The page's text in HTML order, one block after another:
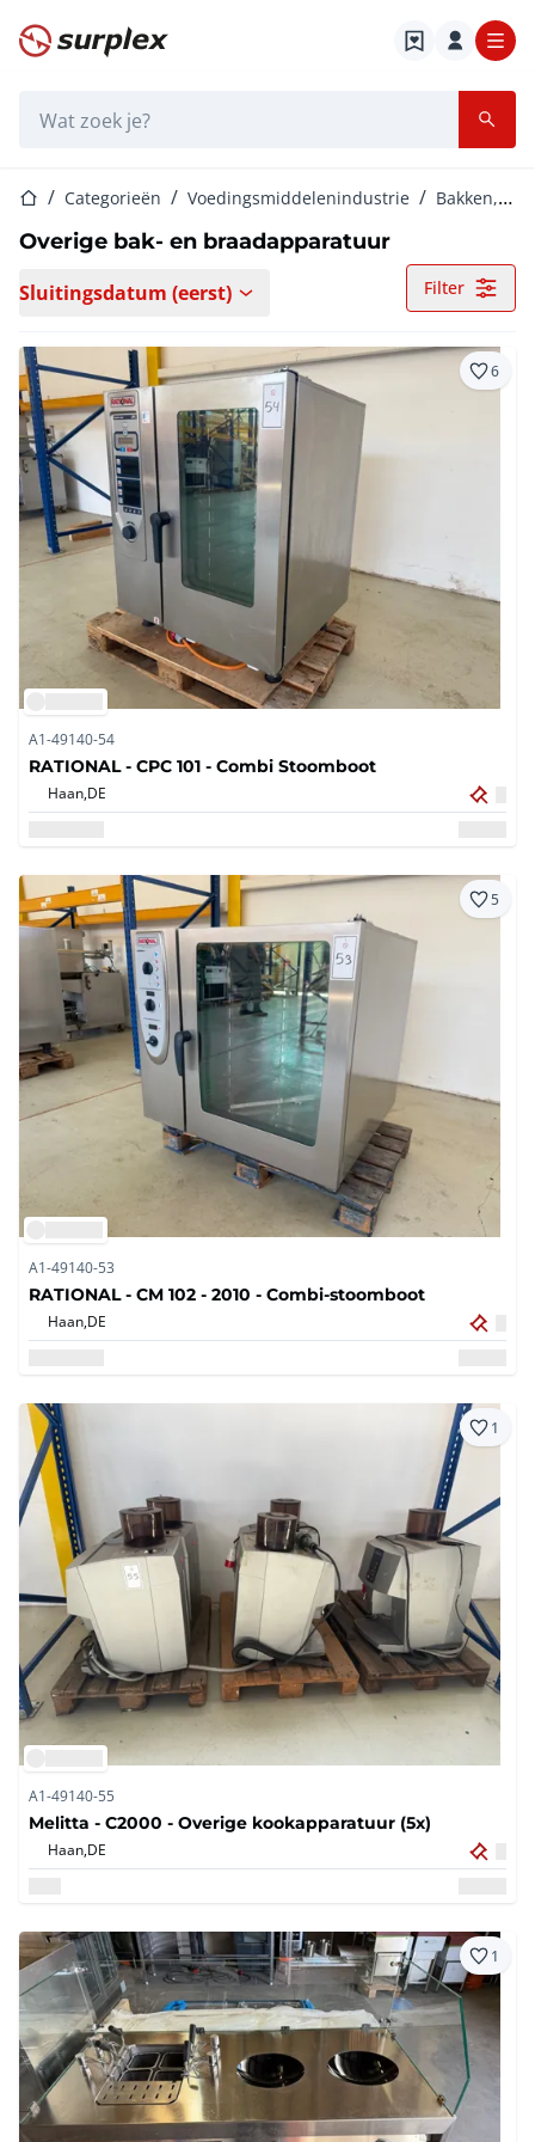
Startpagina
StartpaginaCategorieën Voedingsmiddelenindustrie Bakken, braden en frituren
Overige bak- en braadapparatuur
Sluitingsdatum (eerst) Filter
6
A1-49140-54
RATIONAL - CPC 101 - Combi Stoomboot
Haan,DE
5
A1-49140-53
RATIONAL - CM 102 - 2010 - Combi-stoomboot
Haan,DE
1
A1-49140-55
Melitta - C2000 - Overige kookapparatuur (5x)
Haan,DE
1